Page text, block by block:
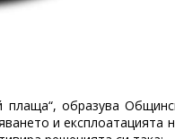
образува
и експлоатацията